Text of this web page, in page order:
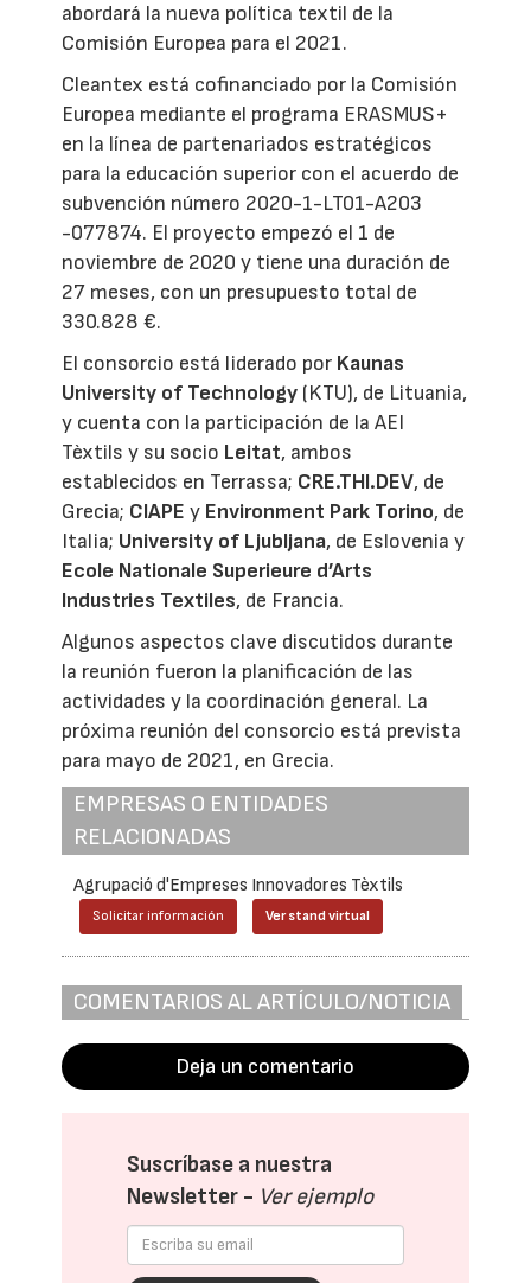
abordará la nueva política textil de la
Comisión Europea para el 2021.
Cleantex está cofinanciado por la Comisión
Europea mediante el programa ERASMUS+
en la línea de partenariados estratégicos
para la educación superior con el acuerdo de
subvención número 2020-1-LT01-A203
-077874. El proyecto empezó el 1 de
noviembre de 2020 y tiene una duración de
27 meses, con un presupuesto total de
330.828 €.
El consorcio está liderado por Kaunas
University of Technology (KTU), de Lituania,
y cuenta con la participación de la AEI
Tèxtils y su socio Leitat, ambos
establecidos en Terrassa; CRE.THI.DEV, de
Grecia; CIAPE y Environment Park Torino, de
Italia; University of Ljubljana, de Eslovenia y
Ecole Nationale Superieure d’Arts
Industries Textiles, de Francia.
Algunos aspectos clave discutidos durante
la reunión fueron la planificación de las
actividades y la coordinación general. La
próxima reunión del consorcio está prevista
para mayo de 2021, en Grecia.
EMPRESAS O ENTIDADES
RELACIONADAS
Agrupació d'Empreses Innovadores Tèxtils
Solicitar información Ver stand virtual
COMENTARIOS AL ARTÍCULO/NOTICIA
Deja un comentario
Suscríbase a nuestra
Newsletter - Ver ejemplo